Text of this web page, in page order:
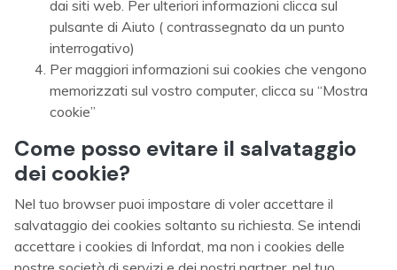
dai siti web. Per ulteriori informazioni clicca sul
pulsante di Aiuto ( contrassegnato da un punto
interrogativo)
Per maggiori informazioni sui cookies che vengono
memorizzati sul vostro computer, clicca su “Mostra
cookie”
Come posso evitare il salvataggio
dei cookie?
Nel tuo browser puoi impostare di voler accettare il
salvataggio dei cookies soltanto su richiesta. Se intendi
accettare i cookies di Infordat, ma non i cookies delle